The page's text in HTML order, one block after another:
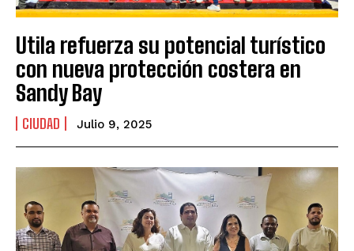
Utila refuerza su potencial turístico
con nueva protección costera en
Sandy Bay
CIUDAD Julio 9, 2025